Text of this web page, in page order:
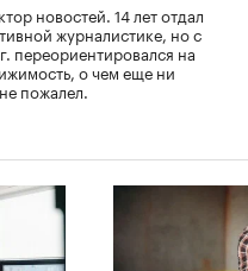
новостей. 14 лет отдал
журналистике, но с
переориентировался на
о чем еще ни
пожалел.